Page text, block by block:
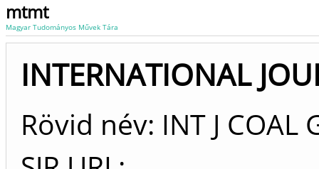
mtmt
Magyar Tudományos Művek Tára
INTERNATIONAL
Rövid név: INT J COAL